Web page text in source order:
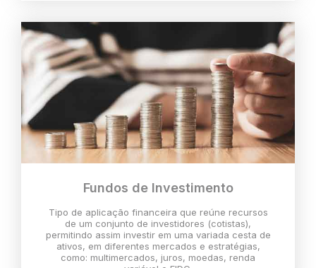
Fundos de Investimento
Tipo de aplicação financeira que reúne recursos
de um conjunto de investidores (cotistas),
permitindo assim investir em uma variada cesta de
ativos, em diferentes mercados e estratégias,
como: multimercados, juros, moedas, renda